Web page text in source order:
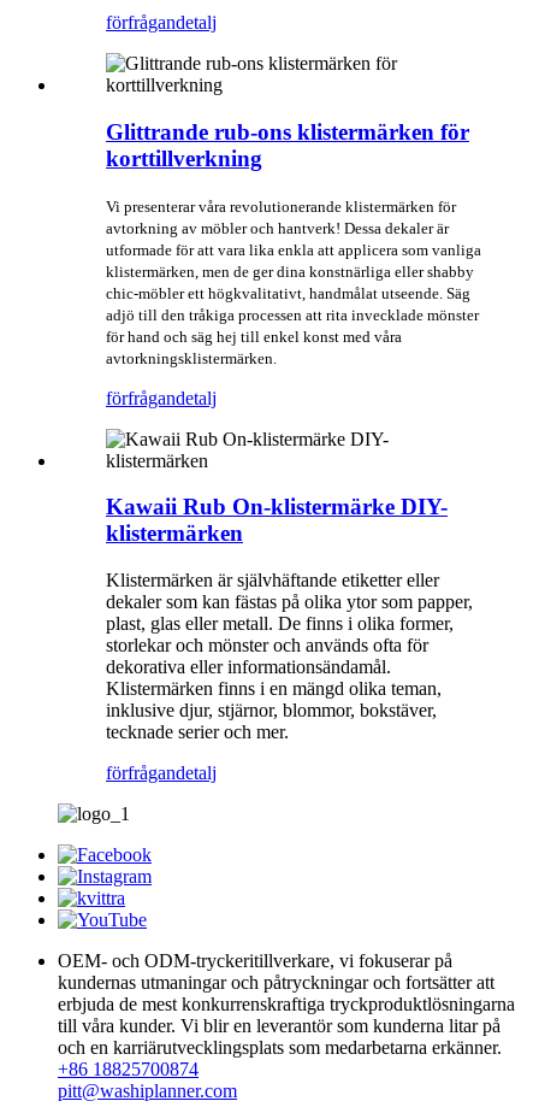
förfrågandetalj
Glittrande rub-ons klistermärken för
korttillverkning
Vi presenterar våra revolutionerande klistermärken för
avtorkning av möbler och hantverk! Dessa dekaler är
utformade för att vara lika enkla att applicera som vanliga
klistermärken, men de ger dina konstnärliga eller shabby
chic-möbler ett högkvalitativt, handmålat utseende. Säg
adjö till den tråkiga processen att rita invecklade mönster
för hand och säg hej till enkel konst med våra
avtorkningsklistermärken.
förfrågandetalj
Kawaii Rub On-klistermärke DIY-
klistermärken
Klistermärken är självhäftande etiketter eller
dekaler som kan fästas på olika ytor som papper,
plast, glas eller metall. De finns i olika former,
storlekar och mönster och används ofta för
dekorativa eller informationsändamål.
Klistermärken finns i en mängd olika teman,
inklusive djur, stjärnor, blommor, bokstäver,
tecknade serier och mer.
förfrågandetalj
OEM- och ODM-tryckeritillverkare, vi fokuserar på
kundernas utmaningar och påtryckningar och fortsätter att
erbjuda de mest konkurrenskraftiga tryckproduktlösningarna
till våra kunder. Vi blir en leverantör som kunderna litar på
och en karriärutvecklingsplats som medarbetarna erkänner.
+86 18825700874
pitt@washiplanner.com